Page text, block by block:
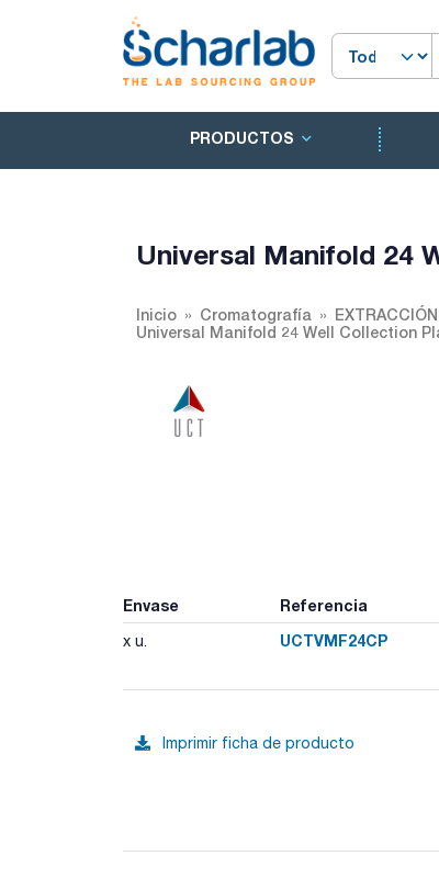
PRODUCTOS
Universal Manifold 24
Inicio Cromatografía
Universal Manifold 24 Well Collection
Envase Referencia
x u. UCTVMF24CP
Imprimir ficha de producto